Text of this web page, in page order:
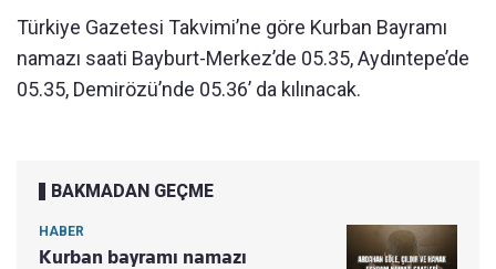
Türkiye Gazetesi Takvimi’ne göre Kurban Bayramı
namazı saati Bayburt-Merkez’de 05.35, Aydıntepe’de
05.35, Demirözü’nde 05.36’ da kılınacak.
BAKMADAN GEÇME
HABER
Kurban bayramı namazı